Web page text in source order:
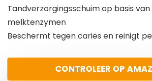
Tandverzorgingsschuim op basis
melktenzymen
Beschermt tegen cariës en reinigt
CONTROLEER OP